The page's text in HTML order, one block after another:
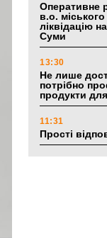
Оперативне
в.о.
ліквідацію
Суми
13:30
Не лише
потрібно
продукти
11:31
Прості